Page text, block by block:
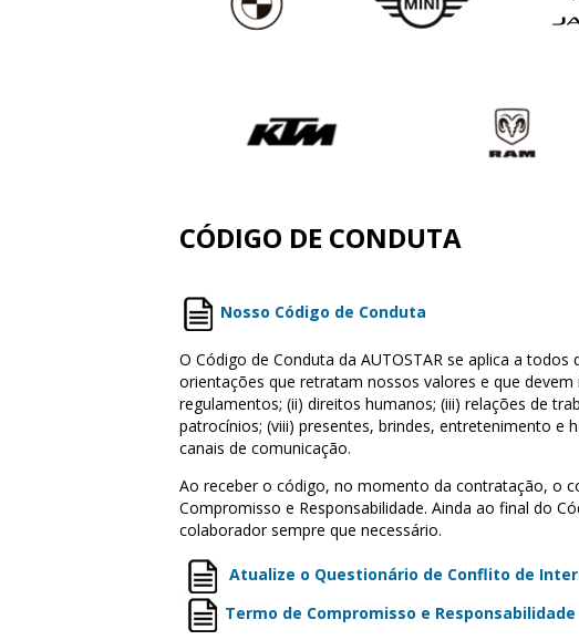
CÓDIGO DE CONDUTA
Nosso Código de Conduta
O Código de Conduta da AUTOSTAR se aplica a
orientações que retratam nossos valores e que
regulamentos; (ii) direitos humanos; (iii) relações de
patrocínios; (viii) presentes, brindes, entretenimento e
canais de comunicação.
Ao receber o código, no momento da contratação, o
Compromisso e Responsabilidade. Ainda ao final do
colaborador sempre que necessário.
Atualize o Questionário de Conflito de
Termo de Compromisso e Responsabilidade